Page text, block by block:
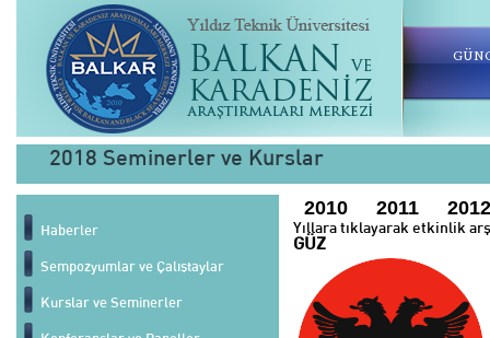
2018 Seminerler ve Kurslar
Haberler
Sempozyumlar ve Çalıştaylar
Kurslar ve Seminerler
2010 2011 2012
Yıllara tıklayarak etkinlik
GÜZ